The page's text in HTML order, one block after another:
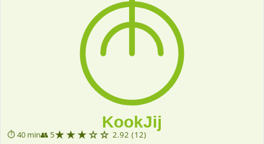
⏱ 40 min👥 5★★★☆☆ 2.92 (12)